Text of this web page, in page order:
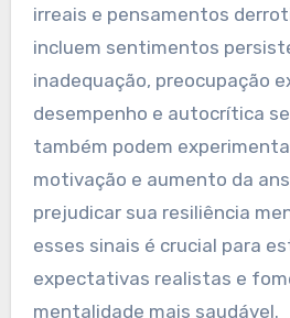
Quais são os
diálogo interno
saudável?
O diálogo interno negativo
manifesta como autocrítica,
irreais e pensamentos
incluem sentimentos
inadequação, preocupação
desempenho e autocrítica